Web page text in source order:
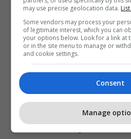
may use precise geolocation data.
Some vendors may process your
of legitimate interest, which you can
your options below. Look for a link at
or in the site menu to manage or
and cookie settings.
Consent
Manage